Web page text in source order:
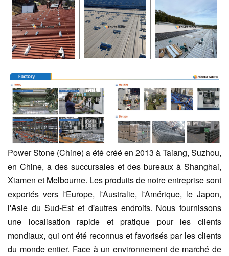
Power Stone (Chine) a été créé en 2013 à Taiang, Suzhou,
en Chine, a des succursales et des bureaux à Shanghai,
Xiamen et Melbourne. Les produits de notre entreprise sont
exportés vers l'Europe, l'Australie, l'Amérique, le Japon,
l'Asie du Sud-Est et d'autres endroits. Nous fournissons
une localisation rapide et pratique pour les clients
mondiaux, qui ont été reconnus et favorisés par les clients
du monde entier. Face à un environnement de marché de